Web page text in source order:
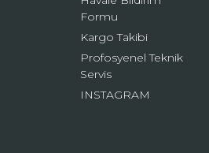
Formu
Kargo Takibi
Profosyenel Teknik
Servis
INSTAGRAM